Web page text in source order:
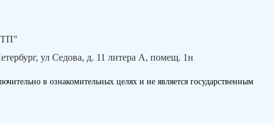
ул Седова, д. 11 литера А, помещ. 1н
в ознакомительных целях и не является государственным